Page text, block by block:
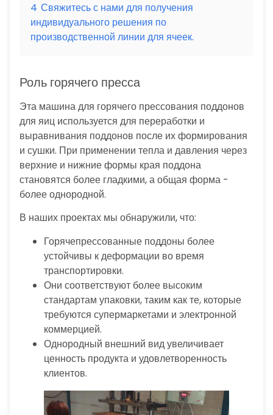
4 Свяжитесь с нами для получения
индивидуального решения по
производственной линии для ячеек.
Роль горячего пресса
Эта машина для горячего прессования поддонов
для яиц используется для переработки и
выравнивания поддонов после их формирования
и сушки. При применении тепла и давления через
верхние и нижние формы края поддона
становятся более гладкими, а общая форма -
более однородной.
В наших проектах мы обнаружили, что:
Горячепрессованные поддоны более
устойчивы к деформации во время
транспортировки.
Они соответствуют более высоким
стандартам упаковки, таким как те, которые
требуются супермаркетами и электронной
коммерцией.
Однородный внешний вид увеличивает
ценность продукта и удовлетворенность
клиентов.